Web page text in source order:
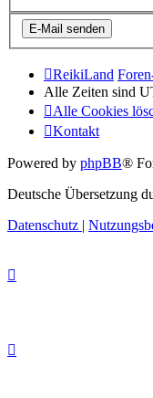
ReikiLand
Alle Zeiten sind
Alle Cookies
Kontakt
Powered by phpBB®
Deutsche Übersetzung
Datenschutz